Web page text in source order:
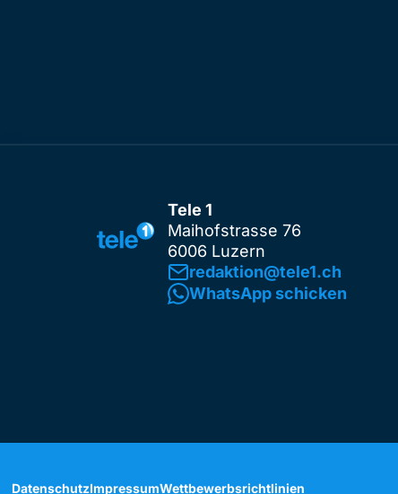
Tele 1
Maihofstrasse 76
6006 Luzern
redaktion@tele1.ch
WhatsApp schicken
DatenschutzImpressumWettbewerbsrichtlinien